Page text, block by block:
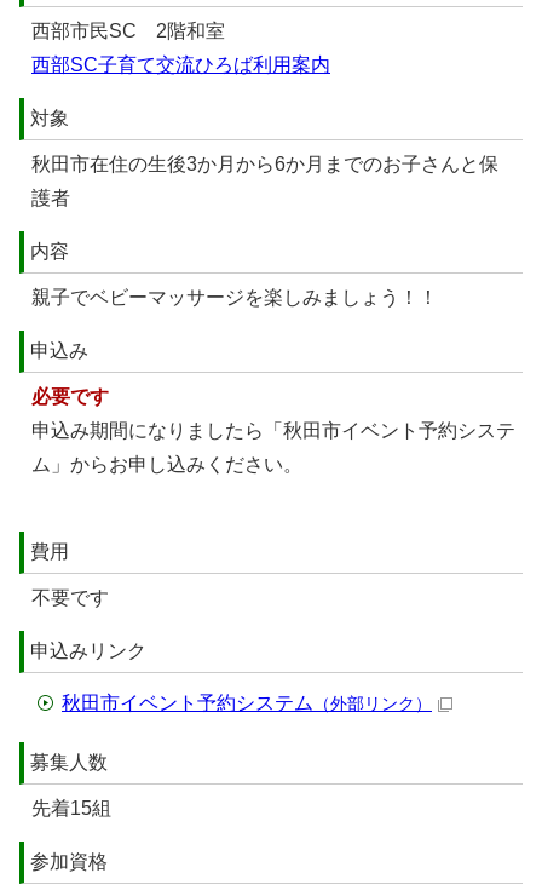
西部市民SC 2階和室
西部SC子育て交流ひろば利用案内
対象
秋田市在住の生後3か月から6か月までのお子さんと保
護者
内容
親子でベビーマッサージを楽しみましょう！！
申込み
必要です
申込み期間になりましたら「秋田市イベント予約システ
ム」からお申し込みください。
費用
不要です
申込みリンク
秋田市イベント予約システム （外部リンク）
募集人数
先着15組
参加資格